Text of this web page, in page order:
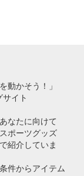
動かそう！」
イト
なたに向けて
ポーツグッズ
紹介していま
件からアイテム